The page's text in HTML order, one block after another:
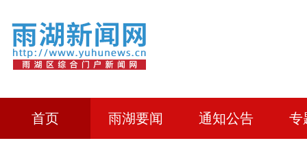
首页 雨湖要闻 通知公告 专